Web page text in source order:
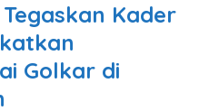
Kader
Golkar di